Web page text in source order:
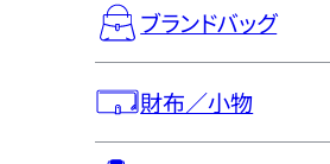
ブランドバッグ
財布／小物